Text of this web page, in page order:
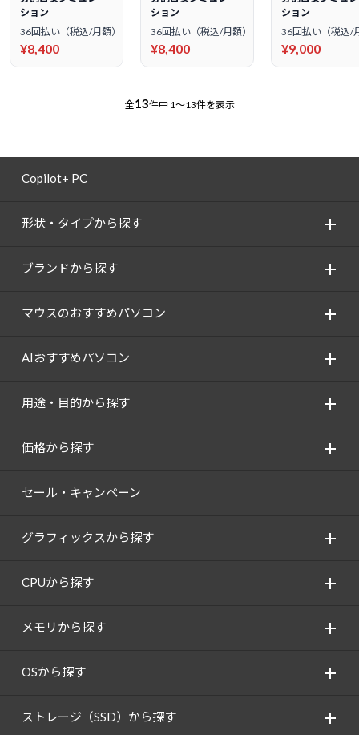
ション
36回払い（税込/月額）
¥8,400
ション
36回払い（税込/月額）
¥8,400
ション
36回払い（税込/
¥9,000
全13件中 1～13件を表示
Copilot+ PC
形状・タイプから探す
ブランドから探す
マウスのおすすめパソコン
AIおすすめパソコン
用途・目的から探す
価格から探す
セール・キャンペーン
グラフィックスから探す
CPUから探す
メモリから探す
OSから探す
ストレージ（SSD）から探す